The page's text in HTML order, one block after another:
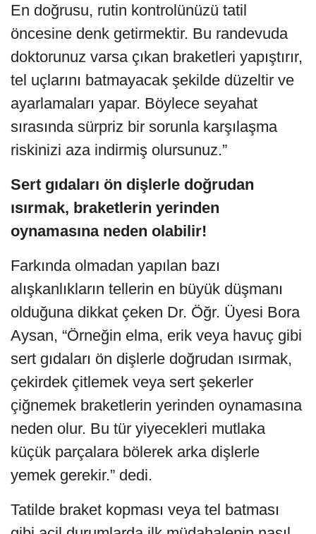
En doğrusu, rutin kontrolünüzü tatil
öncesine denk getirmektir. Bu randevuda
doktorunuz varsa çıkan braketleri yapıştırır,
tel uçlarını batmayacak şekilde düzeltir ve
ayarlamaları yapar. Böylece seyahat
sırasında sürpriz bir sorunla karşılaşma
riskinizi aza indirmiş olursunuz.”
Sert gıdaları ön dişlerle doğrudan
ısırmak, braketlerin yerinden
oynamasına neden olabilir!
Farkında olmadan yapılan bazı
alışkanlıkların tellerin en büyük düşmanı
olduğuna dikkat çeken Dr. Öğr. Üyesi Bora
Aysan, “Örneğin elma, erik veya havuç gibi
sert gıdaları ön dişlerle doğrudan ısırmak,
çekirdek çitlemek veya sert şekerler
çiğnemek braketlerin yerinden oynamasına
neden olur. Bu tür yiyecekleri mutlaka
küçük parçalara bölerek arka dişlerle
yemek gerekir.” dedi.
Tatilde braket kopması veya tel batması